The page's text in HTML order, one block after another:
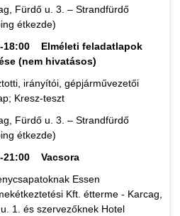
Fürdő u. 3. – Strandfürdő
étkezde)
18:00 Elméleti feladatlapok
(nem hivatásos)
irányítói, gépjárművezetői
Kresz-teszt
Fürdő u. 3. – Strandfürdő
étkezde)
21:00 Vacsora
Essen
Kft. étterme - Karcag,
1. és szervezőknek Hotel